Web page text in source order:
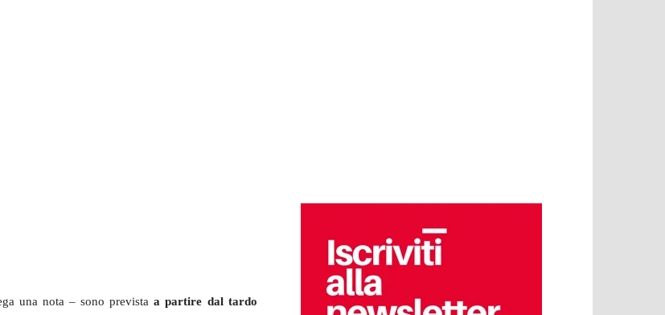
una nota – sono previstaa partire dal tardo